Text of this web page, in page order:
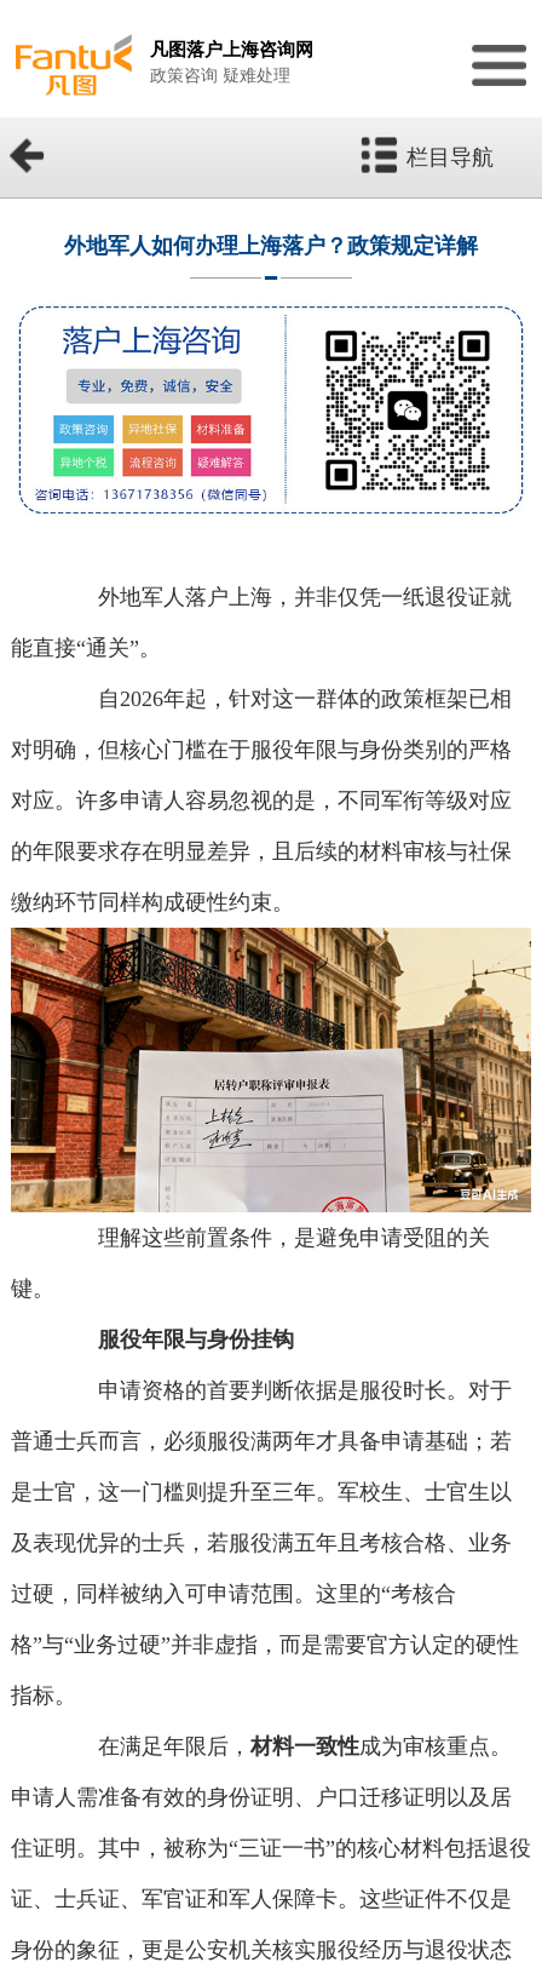
凡图落户上海咨询网
政策咨询 疑难处理
栏目导航
外地军人如何办理上海落户？政策规定详解
外地军人落户上海，并非仅凭一纸退役证就
能直接“通关”。
自2026年起，针对这一群体的政策框架已相
对明确，但核心门槛在于服役年限与身份类别的严格
对应。许多申请人容易忽视的是，不同军衔等级对应
的年限要求存在明显差异，且后续的材料审核与社保
缴纳环节同样构成硬性约束。
理解这些前置条件，是避免申请受阻的关
键。
服役年限与身份挂钩
申请资格的首要判断依据是服役时长。对于
普通士兵而言，必须服役满两年才具备申请基础；若
是士官，这一门槛则提升至三年。军校生、士官生以
及表现优异的士兵，若服役满五年且考核合格、业务
过硬，同样被纳入可申请范围。这里的“考核合
格”与“业务过硬”并非虚指，而是需要官方认定的硬性
指标。
在满足年限后，材料一致性成为审核重点。
申请人需准备有效的身份证明、户口迁移证明以及居
住证明。其中，被称为“三证一书”的核心材料包括退役
证、士兵证、军官证和军人保障卡。这些证件不仅是
身份的象征，更是公安机关核实服役经历与退役状态